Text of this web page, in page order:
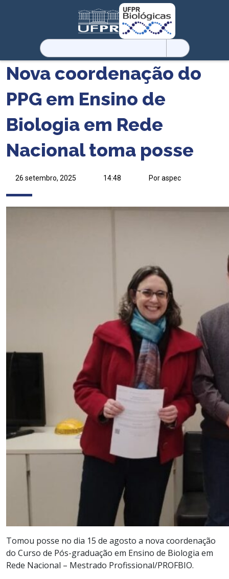
Pesquisar
por:
Nova coordenação do
PPG em Ensino de
Biologia em Rede
Nacional toma posse
26 setembro, 2025 14:48 Por aspec
Tomou posse no dia 15 de agosto a nova coordenação
do Curso de Pós-graduação em Ensino de Biologia em
Rede Nacional – Mestrado Profissional/PROFBIO.